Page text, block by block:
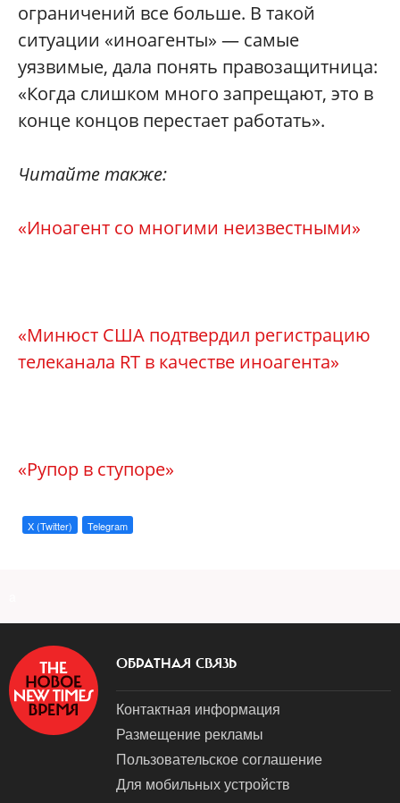
ограничений все больше. В такой
ситуации «иноагенты» — самые
уязвимые, дала понять правозащитница:
«Когда слишком много запрещают, это в
конце концов перестает работать».
Читайте также:
«Иноагент со многими неизвестными»
«Минюст США подтвердил регистрацию
телеканала RT в качестве иноагента»
«Рупор в ступоре»
X (Twitter) Telegram
ОБРАТНАЯ СВЯЗЬ
Контактная информация
Размещение рекламы
Пользовательское соглашение
Для мобильных устройств